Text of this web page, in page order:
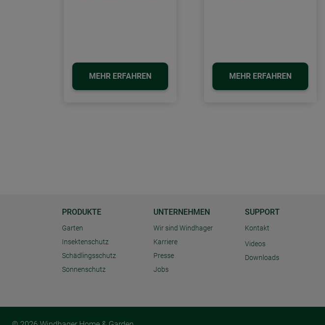
MEHR ERFAHREN MEHR ERFAHREN
PRODUKTE
Garten
Insektenschutz
Schädlingsschutz
Sonnenschutz
UNTERNEHMEN
Wir sind Windhager
Karriere
Presse
Jobs
SUPPORT
Kontakt
Videos
Downloads